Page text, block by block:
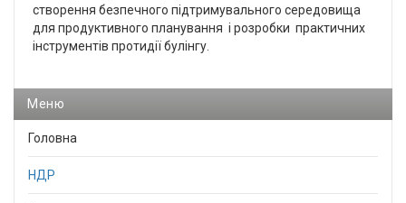
створення безпечного підтримувального середовища
для продуктивного планування і розробки практичних
інструментів протидії булінгу.
Меню
Головна
НДР